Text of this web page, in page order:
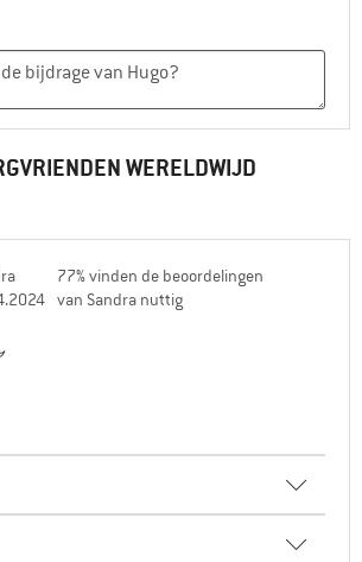
WERELDWIJD
77% vinden de beoordelingen
van Sandra nuttig